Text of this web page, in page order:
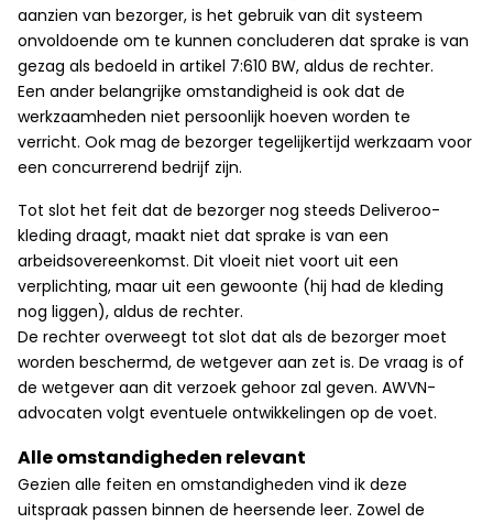
aanzien van bezorger, is het gebruik van dit systeem
onvoldoende om te kunnen concluderen dat sprake is van
gezag als bedoeld in artikel 7:610 BW, aldus de rechter.
Een ander belangrijke omstandigheid is ook dat de
werkzaamheden niet persoonlijk hoeven worden te
verricht. Ook mag de bezorger tegelijkertijd werkzaam voor
een concurrerend bedrijf zijn.
Tot slot het feit dat de bezorger nog steeds Deliveroo-
kleding draagt, maakt niet dat sprake is van een
arbeidsovereenkomst. Dit vloeit niet voort uit een
verplichting, maar uit een gewoonte (hij had de kleding
nog liggen), aldus de rechter.
De rechter overweegt tot slot dat als de bezorger moet
worden beschermd, de wetgever aan zet is. De vraag is of
de wetgever aan dit verzoek gehoor zal geven. AWVN-
advocaten volgt eventuele ontwikkelingen op de voet.
Alle omstandigheden relevant
Gezien alle feiten en omstandigheden vind ik deze
uitspraak passen binnen de heersende leer. Zowel de